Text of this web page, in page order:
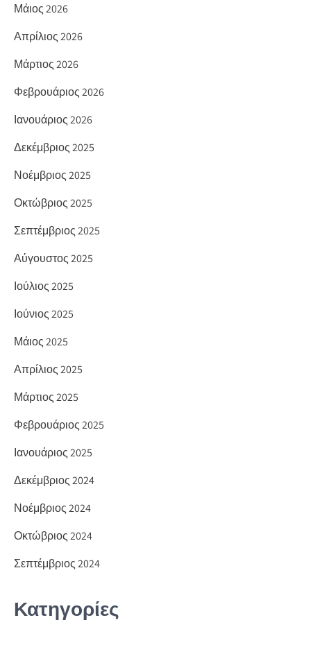
Μάιος 2026
Απρίλιος 2026
Μάρτιος 2026
Φεβρουάριος 2026
Ιανουάριος 2026
Δεκέμβριος 2025
Νοέμβριος 2025
Οκτώβριος 2025
Σεπτέμβριος 2025
Αύγουστος 2025
Ιούλιος 2025
Ιούνιος 2025
Μάιος 2025
Απρίλιος 2025
Μάρτιος 2025
Φεβρουάριος 2025
Ιανουάριος 2025
Δεκέμβριος 2024
Νοέμβριος 2024
Οκτώβριος 2024
Σεπτέμβριος 2024
Κατηγορίες